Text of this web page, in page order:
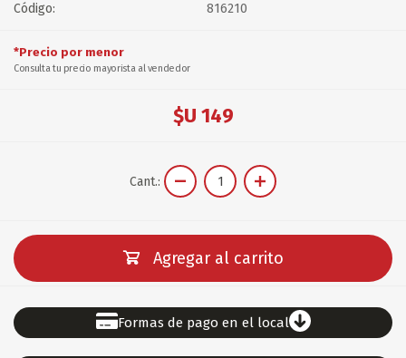
Código: 816210
*Precio por menor
Consulta tu precio mayorista al vendedor
$U 149
Cant.:
Agregar al carrito
Formas de pago en el local